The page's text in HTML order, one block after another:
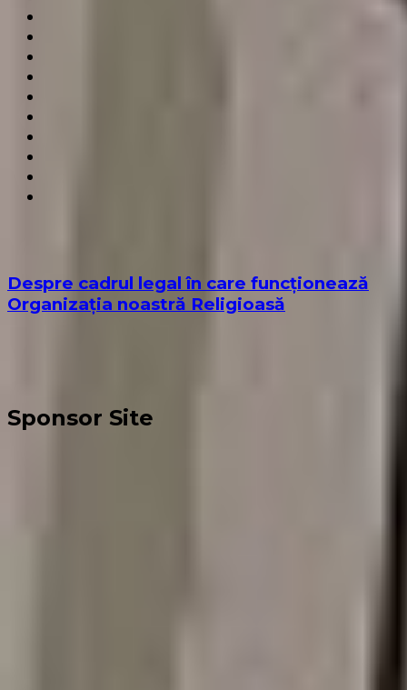
Despre cadrul legal în care funcționează
Organizația noastră Religioasă
Sponsor Site